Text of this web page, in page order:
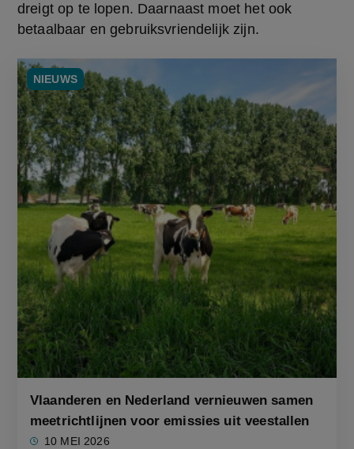
dreigt op te lopen. Daarnaast moet het ook
betaalbaar en gebruiksvriendelijk zijn.
NIEUWS
Vlaanderen en Nederland vernieuwen samen
meetrichtlijnen voor emissies uit veestallen
10 MEI 2026